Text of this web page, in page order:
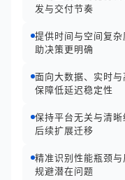
发与交付节奏
提供时间与空间复
助决策更明确
面向大数据、实时与
保障低延迟稳定性
保持平台无关与清
后续扩展迁移
精准识别性能瓶颈
规避潜在问题